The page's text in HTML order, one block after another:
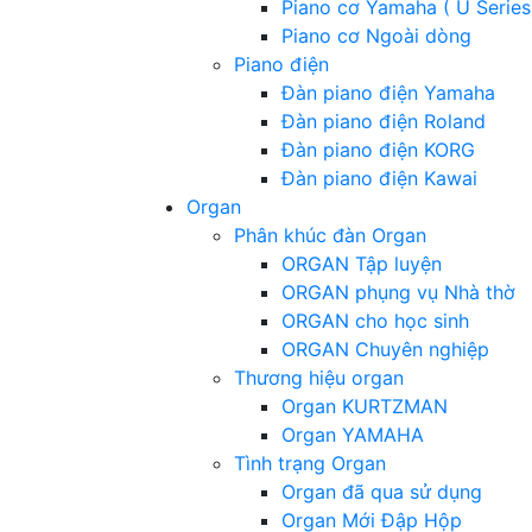
Piano cơ Yamaha ( U
Piano cơ Ngoài dòng
Piano điện
Đàn piano điện Yamaha
Đàn piano điện Roland
Đàn piano điện KORG
Đàn piano điện Kawai
Organ
Phân khúc đàn Organ
ORGAN Tập luyện
ORGAN phụng vụ Nhà thờ
ORGAN cho học sinh
ORGAN Chuyên nghiệp
Thương hiệu organ
Organ KURTZMAN
Organ YAMAHA
Tình trạng Organ
Organ đã qua sử dụng
Organ Mới Đập Hộp